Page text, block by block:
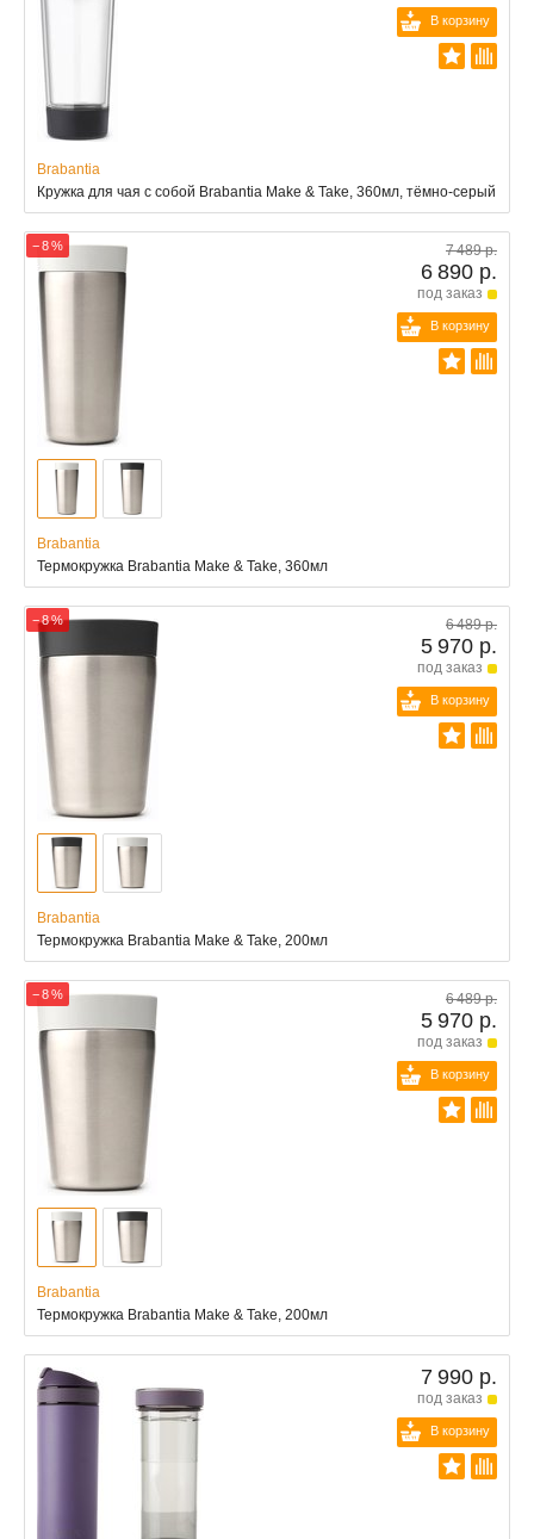
В корзину
Brabantia
Кружка для чая с собой Brabantia Make & Take, 360мл, тёмно-серый
− 8 % 7 489 р.
6 890 р.
под заказ
В корзину
Brabantia
Термокружка Brabantia Make & Take, 360мл
− 8 % 6 489 р.
5 970 р.
под заказ
В корзину
Brabantia
Термокружка Brabantia Make & Take, 200мл
− 8 % 6 489 р.
5 970 р.
под заказ
В корзину
Brabantia
Термокружка Brabantia Make & Take, 200мл
7 990 р.
под заказ
В корзину